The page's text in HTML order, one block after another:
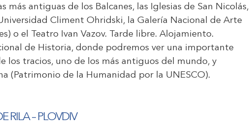
más antiguas de los Balcanes, las Iglesias de San Nicolás,
Climent Ohridski, la Galería Nacional de Arte
o el Teatro Ivan Vazov. Tarde libre. Alojamiento.
de Historia, donde podremos ver una importante
los tracios, uno de los más antiguos del mundo, y
(Patrimonio de la Humanidad por la UNESCO).
RILA – PLOVDIV